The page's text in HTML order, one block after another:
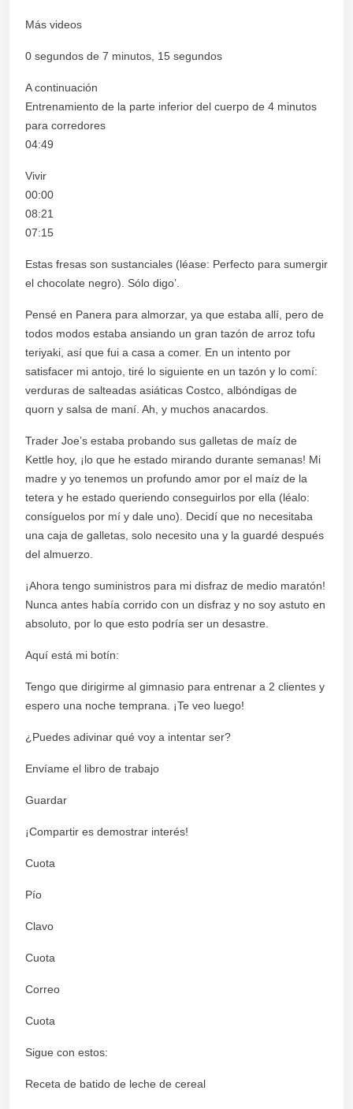
Más videos
0 segundos de 7 minutos, 15 segundos
A continuación
Entrenamiento de la parte inferior del cuerpo de 4 minutos
para corredores
04:49
Vivir
00:00
08:21
07:15
Estas fresas son sustanciales (léase: Perfecto para sumergir
el chocolate negro). Sólo digo’.
Pensé en Panera para almorzar, ya que estaba allí, pero de
todos modos estaba ansiando un gran tazón de arroz tofu
teriyaki, así que fui a casa a comer. En un intento por
satisfacer mi antojo, tiré lo siguiente en un tazón y lo comí:
verduras de salteadas asiáticas Costco, albóndigas de
quorn y salsa de maní. Ah, y muchos anacardos.
Trader Joe’s estaba probando sus galletas de maíz de
Kettle hoy, ¡lo que he estado mirando durante semanas! Mi
madre y yo tenemos un profundo amor por el maíz de la
tetera y he estado queriendo conseguirlos por ella (léalo:
consíguelos por mí y dale uno). Decidí que no necesitaba
una caja de galletas, solo necesito una y la guardé después
del almuerzo.
¡Ahora tengo suministros para mi disfraz de medio maratón!
Nunca antes había corrido con un disfraz y no soy astuto en
absoluto, por lo que esto podría ser un desastre.
Aquí está mi botín:
Tengo que dirigirme al gimnasio para entrenar a 2 clientes y
espero una noche temprana. ¡Te veo luego!
¿Puedes adivinar qué voy a intentar ser?
Envíame el libro de trabajo
Guardar
¡Compartir es demostrar interés!
Cuota
Pío
Clavo
Cuota
Correo
Cuota
Sigue con estos:
Receta de batido de leche de cereal